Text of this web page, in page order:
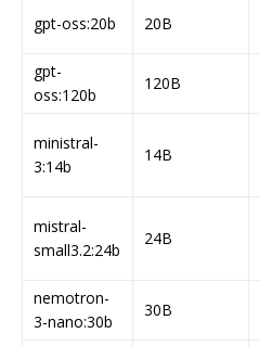
gpt-oss:20b 20B
gpt-
oss:120b
120B
ministral-
3:14b
14B
mistral-
small3.2:24b
24B
nemotron-
3-nano:30b
30B